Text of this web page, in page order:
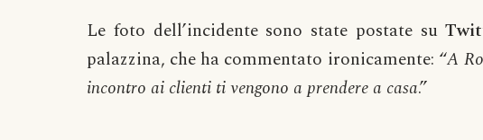
Le foto dell’incidente sono state postate su
palazzina, che ha commentato ironicamente: “A
incontro ai clienti ti vengono a prendere a casa.”